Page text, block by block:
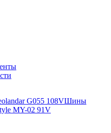
G055 108VШины
MY-02 91V